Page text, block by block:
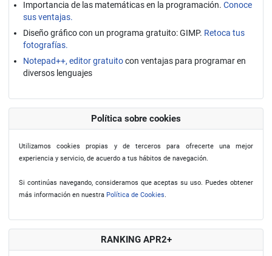
Importancia de las matemáticas en la programación. Conoce
sus ventajas.
Diseño gráfico con un programa gratuito: GIMP. Retoca tus
fotografías.
Notepad++, editor gratuitocon ventajas para programar en
diversos lenguajes
Política sobre cookies
Utilizamos cookies propias y de terceros para ofrecerte una mejor
experiencia y servicio, de acuerdo a tus hábitos de navegación.
Si continúas navegando, consideramos que aceptas su uso. Puedes obtener
más información en nuestra Política de Cookies.
RANKING APR2+